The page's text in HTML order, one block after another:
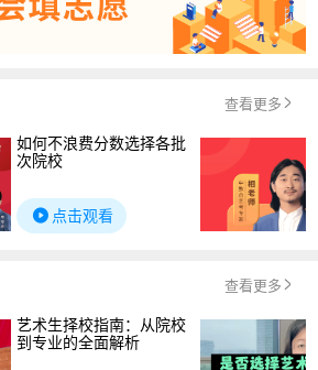
查看更多
如何不浪费分数选择各批
次院校
点击观看
查看更多
艺术生择校指南：从院校
到专业的全面解析